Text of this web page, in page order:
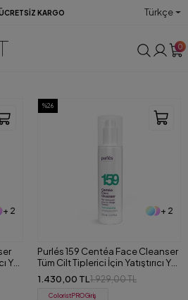
KARGO Türkçe
0
+ 2
Yüz
ml
%26
+ 2
Purlés 159 Centéa Face Cleanser
Tüm Cilt Tiplerici İçin Yatıştırıcı Yüz
ve Makyaj Temizleme Jeli 200 ml
1.430,00 TL 1.929,00 TL
ColoristPRO Giriş